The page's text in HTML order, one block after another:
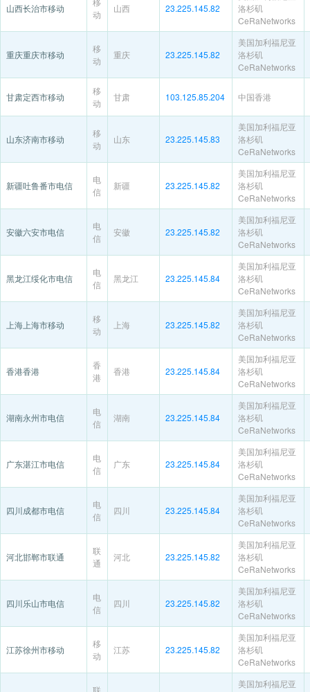
山西长治市移动
动
山西 23.225.145.82
洛杉矶
CeRaNetworks
重庆重庆市移动
移
动
重庆 23.225.145.82
美国加利福尼亚
洛杉矶
CeRaNetworks
甘肃定西市移动
移
动
甘肃 103.125.85.204 中国香港
山东济南市移动
移
动
山东 23.225.145.83
美国加利福尼亚
洛杉矶
CeRaNetworks
新疆吐鲁番市电信
电
信
新疆 23.225.145.82
美国加利福尼亚
洛杉矶
CeRaNetworks
安徽六安市电信
电
信
安徽 23.225.145.82
美国加利福尼亚
洛杉矶
CeRaNetworks
黑龙江绥化市电信
电
信
黑龙江 23.225.145.84
美国加利福尼亚
洛杉矶
CeRaNetworks
上海上海市移动
移
动
上海 23.225.145.82
美国加利福尼亚
洛杉矶
CeRaNetworks
香港香港
香
港
香港 23.225.145.84
美国加利福尼亚
洛杉矶
CeRaNetworks
湖南永州市电信
电
信
湖南 23.225.145.84
美国加利福尼亚
洛杉矶
CeRaNetworks
广东湛江市电信
电
信
广东 23.225.145.84
美国加利福尼亚
洛杉矶
CeRaNetworks
四川成都市电信
电
信
四川 23.225.145.84
美国加利福尼亚
洛杉矶
CeRaNetworks
河北邯郸市联通
联
通
河北 23.225.145.82
美国加利福尼亚
洛杉矶
CeRaNetworks
四川乐山市电信
电
信
四川 23.225.145.82
美国加利福尼亚
洛杉矶
CeRaNetworks
江苏徐州市移动
移
动
江苏 23.225.145.82
美国加利福尼亚
洛杉矶
CeRaNetworks
联
美国加利福尼亚